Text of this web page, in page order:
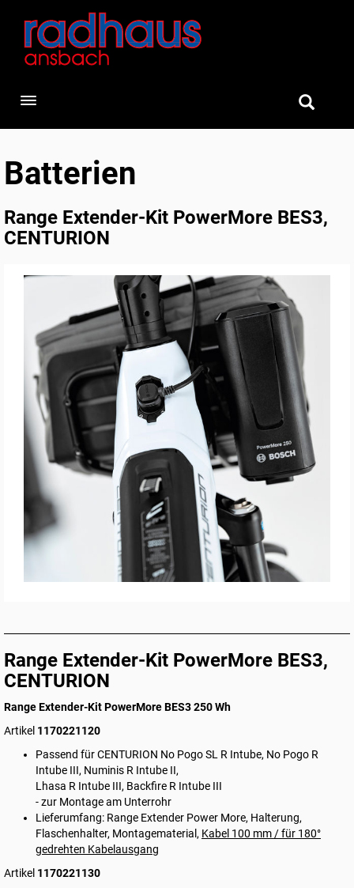
Toggle navigation
Batterien
Range Extender-Kit PowerMore BES3,
CENTURION
Range Extender-Kit PowerMore BES3,
CENTURION
Range Extender-Kit PowerMore BES3 250 Wh
Artikel 1170221120
Passend für CENTURION No Pogo SL R Intube, No Pogo R
Intube III, Numinis R Intube II,
Lhasa R Intube III, Backfire R Intube III
- zur Montage am Unterrohr
Lieferumfang: Range Extender Power More, Halterung,
Flaschenhalter, Montagematerial, Kabel 100 mm / für 180°
gedrehten Kabelausgang
Artikel 1170221130